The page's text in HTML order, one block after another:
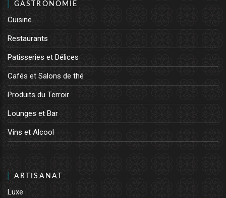
GASTRONOMIE
Cuisine
Restaurants
Patisseries et Délices
Cafés et Salons de thé
Produits du Terroir
Lounges et Bar
Vins et Alcool
ARTISANAT
Luxe